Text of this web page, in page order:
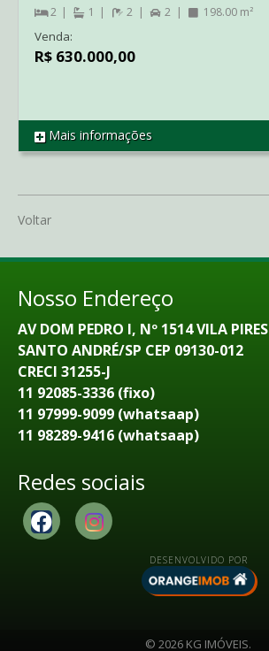
REF CO2582
2 1 2 2 198.00 m²
Venda:
R$ 630.000,00
Mais informações
Voltar
Nosso Endereço
AV DOM PEDRO I, Nº 1514 VILA PIRES
SANTO ANDRÉ/SP CEP 09130-012
CRECI 31255-J
11 92085-3336 (fixo)
11 97999-9099 (whatsaap)
11 98289-9416 (whatsaap)
Redes sociais
DESENVOLVIDO POR
© 2026 KG IMÓVEIS.